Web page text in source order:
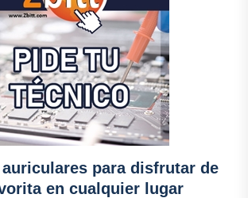
para disfrutar de
en cualquier lugar